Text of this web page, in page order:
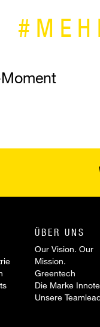
ÜBER UNS
Our Vision. Our
Mission.
Greentech
Die Marke
Unsere